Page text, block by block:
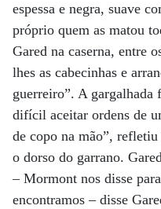
espessa e negra, suave
próprio quem as matou
Gared na caserna, entre
lhes as cabecinhas e
guerreiro”. A gargalhada
difícil aceitar ordens de
de copo na mão”,
o dorso do garrano.
– Mormont nos disse
encontramos – disse